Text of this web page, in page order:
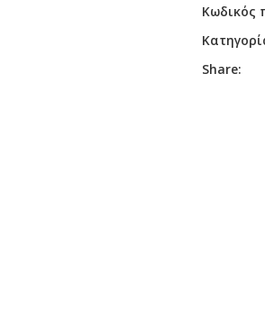
Κωδικός
Share: